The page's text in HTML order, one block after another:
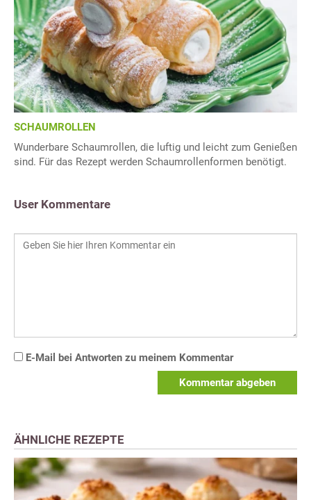
SCHAUMROLLEN
Wunderbare Schaumrollen, die luftig und leicht zum Genießen
sind. Für das Rezept werden Schaumrollenformen benötigt.
User Kommentare
E-Mail bei Antworten zu meinem Kommentar
Kommentar abgeben
ÄHNLICHE REZEPTE